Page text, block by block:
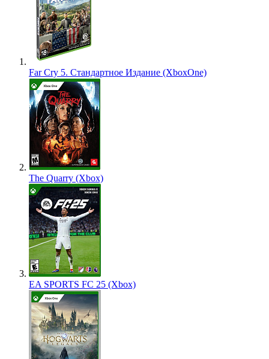
Far Cry 5. Стандартное Издание (XboxOne)
The Quarry (Xbox)
EA SPORTS FC 25 (Xbox)